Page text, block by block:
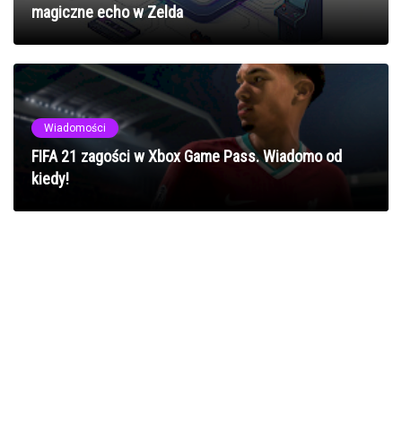
magiczne echo w Zelda
Wiadomości
FIFA 21 zagości w Xbox Game Pass. Wiadomo od
kiedy!